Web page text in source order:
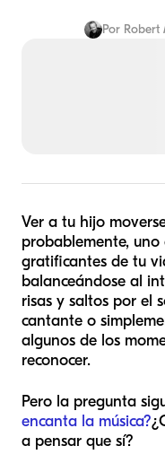
Por Robert
Ver a tu hijo
probablemente,
gratificantes de tu
balanceándose al
risas y saltos por el
cantante o
algunos de los
reconocer.
Pero la pregunta
encanta la música?
a pensar que sí?